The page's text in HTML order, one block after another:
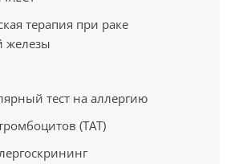
терапия при раке
железы
тест на аллергию
(ТАТ)